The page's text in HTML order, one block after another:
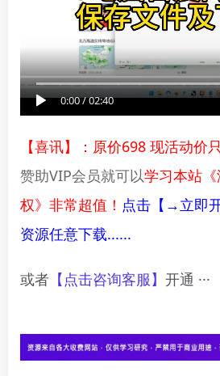
0:00/02:40
【喜讯】：原价698 现活动价
赞助VIP会员就可以学习本站
权》非常超值！ 点击【→立即
资源任意下载......
或者 【点击咨询客服】 开通 ···